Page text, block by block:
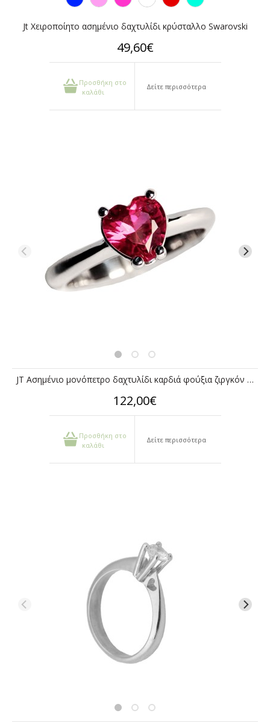
Jt Χειροποίητο ασημένιο δαχτυλίδι κρύσταλλο Swarovski
49,60€
Προσθήκη στο
καλάθι
Δείτε περισσότερα
JT Ασημένιο μονόπετρο δαχτυλίδι καρδιά φούξια ζιργκόν 6mm
122,00€
Προσθήκη στο
καλάθι
Δείτε περισσότερα